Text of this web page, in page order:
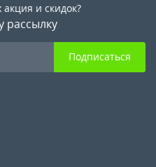
акция и скидок?
рассылку
Подписаться